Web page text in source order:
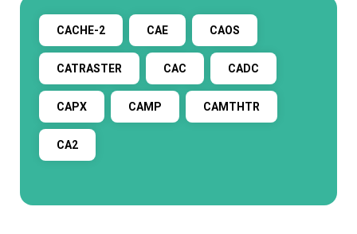
CACHE-2 CAE CAOS
CATRASTER CAC CADC
CAPX CAMP CAMTHTR
CA2